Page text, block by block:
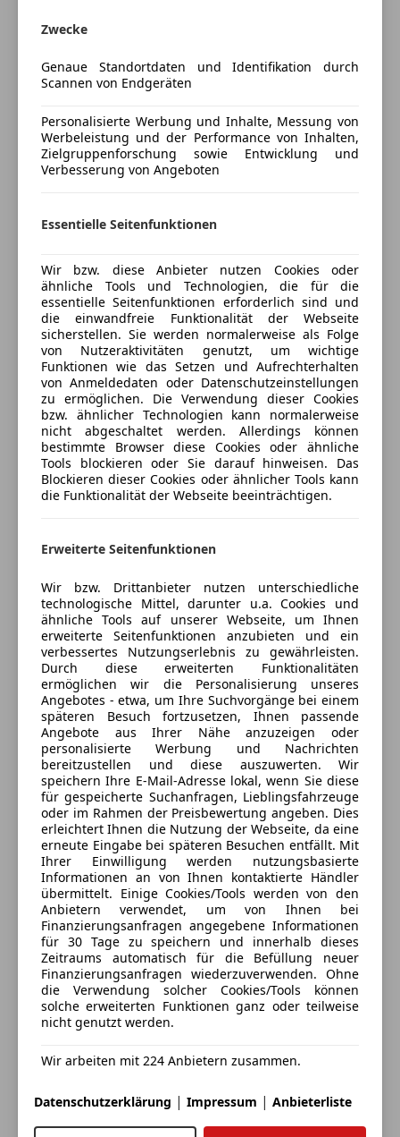
Soundsystem
Volldigitales Kombiinstrument
ABS
Airbag hinten
Beifahrerairbag
Fahrerairbag
LED-Tagfahrlicht
Servolenkung
Xenonscheinwerfer
Extras
Alufelgen (20")
Innenspiegel automatisch abblendend
Schaltwippen
Sommerreifen
Spoiler
Sportfahrwerk
Sportpaket
Navigation
Bose Soundsystem
Rückfahrkamera
Tempomat
Elektrische Sitze
Led Scheinwerfer
Abblendbare Spiegel
USB
Bluetooth
Bei weiteren Fragen stehe wir ihnen gerne
Telefonisch zur Verfügung.
Besichtigung und Probefahrt nach
Terminvereinbarung jederzeit möglich.
Angaben ohne Gewähr, Irrtum und Zwischenverkauf
vorbehalten.
Kfz-Versicherung
Versicherungsschutz an Ihre Bedürfnisse
anpassen
Freischaden-Gutschein ab Stufe 0
Auto einfach online versichern & Rabatt holen
Jetzt berechnen
Verkäufer Händler
Autozone-Moosbrunn
Sternebewertung 5 von 5
5 Sterne
(100% Weiterempfehlungen)
Anbieter auf AutoScout24 seit 2022
Mitterweg 1,
2440 Moosbrunn, AT
Kontakt
Autozone Schwadorf
Alle Fahrzeuge des Anbieters
Anbieter kontaktieren
Deine Nachricht
Zwecke
Genaue Standortdaten und Identifikation durch
Scannen von Endgeräten
Personalisierte Werbung und Inhalte, Messung von
Werbeleistung und der Performance von Inhalten,
Zielgruppenforschung sowie Entwicklung und
Verbesserung von Angeboten
Essentielle Seitenfunktionen
Wir bzw. diese Anbieter nutzen Cookies oder
ähnliche Tools und Technologien, die für die
essentielle Seitenfunktionen erforderlich sind und
die einwandfreie Funktionalität der Webseite
sicherstellen. Sie werden normalerweise als Folge
von Nutzeraktivitäten genutzt, um wichtige
Funktionen wie das Setzen und Aufrechterhalten
von Anmeldedaten oder Datenschutzeinstellungen
zu ermöglichen. Die Verwendung dieser Cookies
bzw. ähnlicher Technologien kann normalerweise
nicht abgeschaltet werden. Allerdings können
bestimmte Browser diese Cookies oder ähnliche
Tools blockieren oder Sie darauf hinweisen. Das
Blockieren dieser Cookies oder ähnlicher Tools kann
die Funktionalität der Webseite beeinträchtigen.
Erweiterte Seitenfunktionen
Wir bzw. Drittanbieter nutzen unterschiedliche
technologische Mittel, darunter u.a. Cookies und
ähnliche Tools auf unserer Webseite, um Ihnen
erweiterte Seitenfunktionen anzubieten und ein
verbessertes Nutzungserlebnis zu gewährleisten.
Durch diese erweiterten Funktionalitäten
ermöglichen wir die Personalisierung unseres
Angebotes - etwa, um Ihre Suchvorgänge bei einem
späteren Besuch fortzusetzen, Ihnen passende
Angebote aus Ihrer Nähe anzuzeigen oder
personalisierte Werbung und Nachrichten
bereitzustellen und diese auszuwerten. Wir
speichern Ihre E-Mail-Adresse lokal, wenn Sie diese
für gespeicherte Suchanfragen, Lieblingsfahrzeuge
oder im Rahmen der Preisbewertung angeben. Dies
erleichtert Ihnen die Nutzung der Webseite, da eine
erneute Eingabe bei späteren Besuchen entfällt. Mit
Ihrer Einwilligung werden nutzungsbasierte
Informationen an von Ihnen kontaktierte Händler
übermittelt. Einige Cookies/Tools werden von den
Anbietern verwendet, um von Ihnen bei
Finanzierungsanfragen angegebene Informationen
für 30 Tage zu speichern und innerhalb dieses
Zeitraums automatisch für die Befüllung neuer
Finanzierungsanfragen wiederzuverwenden. Ohne
die Verwendung solcher Cookies/Tools können
solche erweiterten Funktionen ganz oder teilweise
nicht genutzt werden.
Wir arbeiten mit 224 Anbietern zusammen.
Datenschutzerklärung | Impressum | Anbieterliste